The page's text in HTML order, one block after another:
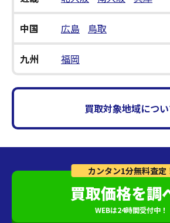
中国 広島 鳥取
九州 福岡
買取対象地域につ
カンタン1分無料査定
買取価格を調
WEBは24時間受付中！